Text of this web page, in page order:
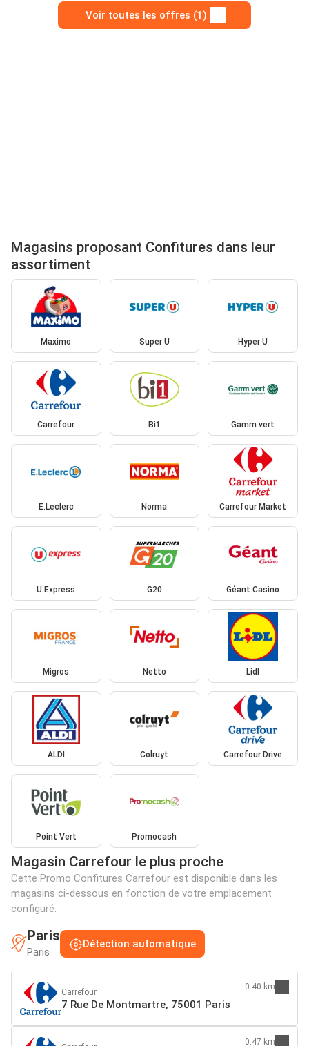
Voir toutes les offres (1)
Magasins proposant Confitures dans leur
assortiment
Maximo Super U Hyper U
Carrefour Bi1 Gamm vert
E.Leclerc Norma Carrefour Market
U Express G20 Géant Casino
Migros Netto Lidl
ALDI Colruyt Carrefour Drive
Point Vert Promocash
Magasin Carrefour le plus proche
Cette Promo Confitures Carrefour est disponible dans les
magasins ci-dessous en fonction de votre emplacement
configuré:
Paris
Paris
Détection automatique
Carrefour
7 Rue De Montmartre, 75001 Paris
0.40 km
0.47 km